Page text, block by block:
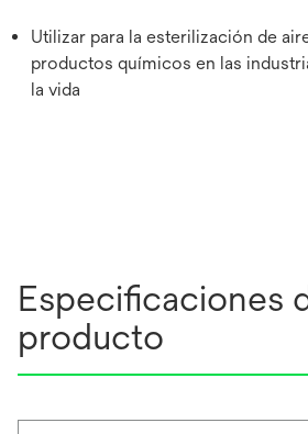
Utilizar para la esterilización de
productos químicos en las
la vida
Especificaciones
producto